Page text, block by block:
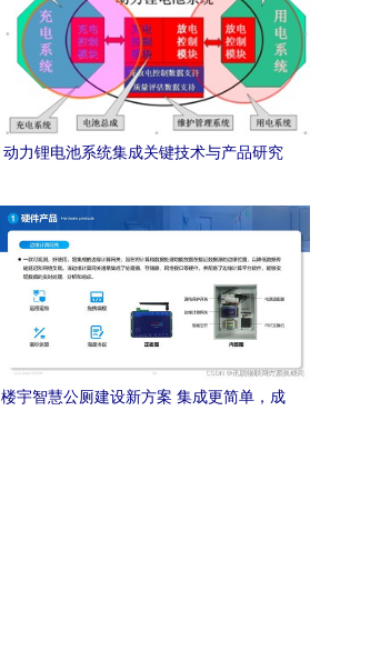
动力锂电池系统集成关键技术与产品研究
楼宇智慧公厕建设新方案 集成更简单，成